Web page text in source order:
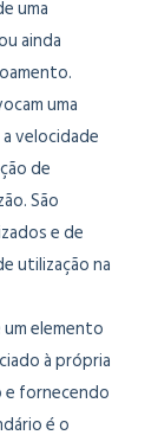
uma
ainda
uma
velocidade
de
São
e de
utilização na
elemento
à própria
fornecendo
é o